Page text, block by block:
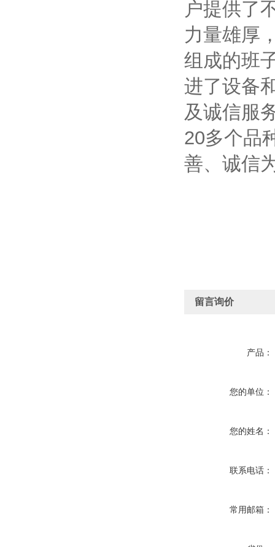
户提供了
力量雄厚
组成的班
进了设备
及诚信服
20多个品
善、诚信
留言询价
产品：
您的单位：
您的姓名：
联系电话：
常用邮箱：